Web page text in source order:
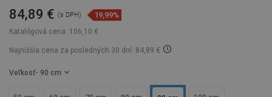
Katalógová cena: 106,10 €
84,89 € (s DPH) 19,99%
Najnižšia cena za posledných 30 dní: 84,89 €
Veľkosť - 90 cm